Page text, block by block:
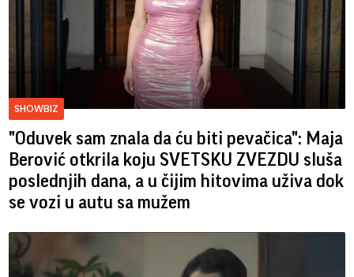
SHOWBIZ
"Oduvek sam znala da ću biti pevačica": Maja
Berović otkrila koju SVETSKU ZVEZDU sluša
poslednjih dana, a u čijim hitovima uživa dok
se vozi u autu sa mužem